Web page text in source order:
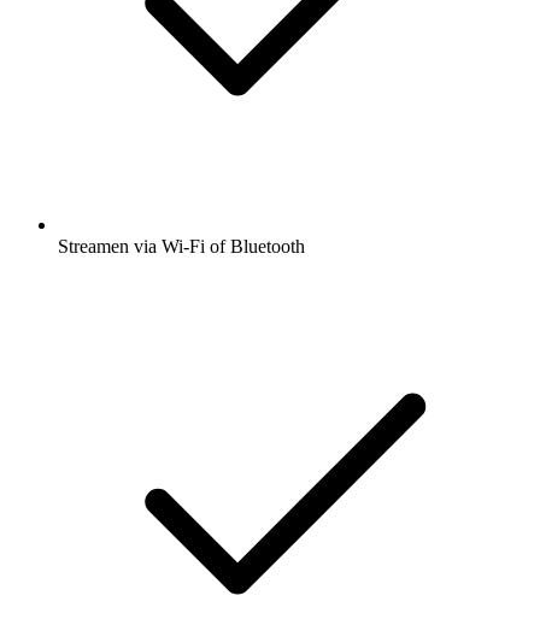
Streamen via Wi-Fi of Bluetooth